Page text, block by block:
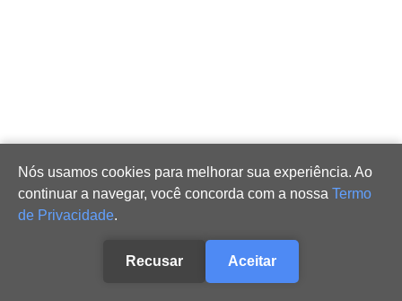
Nós usamos cookies para melhorar sua experiência. Ao
continuar a navegar, você concorda com a nossa Termo
de Privacidade.
Recusar Aceitar